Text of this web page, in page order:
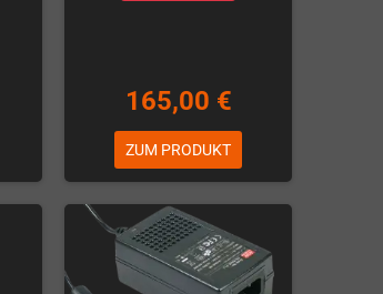
165,00 €
ZUM PRODUKT